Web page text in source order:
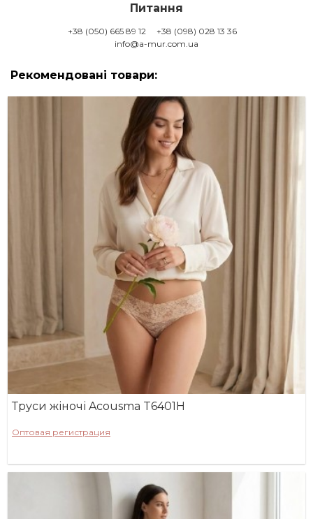
Питання
+38 (050) 665 89 12
+38 (098) 028 13 36
info@a-mur.com.ua
Рекомендовані товари:
Труси жіночі Acousma T6401H
Оптовая регистрация